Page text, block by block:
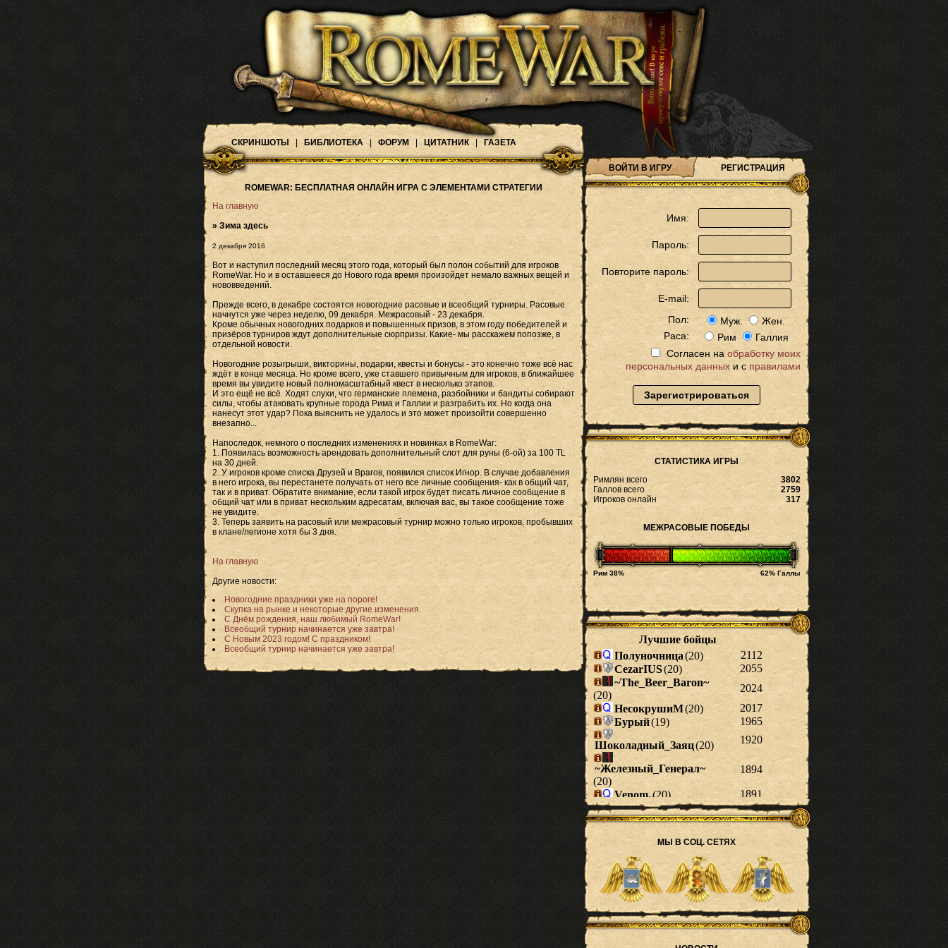
СКРИНШОТЫ БИБЛИОТЕКА ФОРУМ ЦИТАТНИК ГАЗЕТА
ROMEWAR: БЕСПЛАТНАЯ ОНЛАЙН ИГРА С ЭЛЕМЕНТАМИ СТРАТЕГИИ
На главную
» Зима здесь
2 декабря 2016
Вот и наступил последний месяц этого года, который был полон событий для игроков
RomeWar. Но и в оставшееся до Нового года время произойдет немало важных вещей и
нововведений.
Прежде всего, в декабре состоятся новогодние расовые и всеобщий турниры. Расовые
начнутся уже через неделю, 09 декабря. Межрасовый - 23 декабря.
Кроме обычных новогодних подарков и повышенных призов, в этом году победителей и
призёров турниров ждут дополнительные сюрпризы. Какие- мы расскажем попозже, в
отдельной новости.
Новогодние розыгрыши, викторины, подарки, квесты и бонусы - это конечно тоже всё нас
ждёт в конце месяца. Но кроме всего, уже ставшего привычным для игроков, в ближайшее
время вы увидите новый полномасштабный квест в несколько этапов.
И это ещё не всё. Ходят слухи, что германские племена, разбойники и бандиты собирают
силы, чтобы атаковать крупные города Рима и Галлии и разграбить их. Но когда она
нанесут этот удар? Пока выяснить не удалось и это может произойти совершенно
внезапно...
Напоследок, немного о последних изменениях и новинках в RomeWar:
1. Появилась возможность арендовать дополнительный слот для руны (6-ой) за 100 TL
на 30 дней.
2. У игроков кроме списка Друзей и Врагов, появился список Игнор. В случае добавления
в него игрока, вы перестанете получать от него все личные сообщения- как в общий чат,
так и в приват. Обратите внимание, если такой игрок будет писать личное сообщение в
общий чат или в приват нескольким адресатам, включая вас, вы такое сообщение тоже
не увидите.
3. Теперь заявить на расовый или межрасовый турнир можно только игроков, пробывших
в клане/легионе хотя бы 3 дня.
На главную
Другие новости:
Новогодние праздники уже на пороге!
Скупка на рынке и некоторые другие изменения.
С Днём рождения, наш любимый RomeWar!
Всеобщий турнир начинается уже завтра!
С Новым 2023 годом! С праздником!
Всеобщий турнир начинается уже завтра!
ВОЙТИ В ИГРУ РЕГИСТРАЦИЯ
Имя:
Пароль:
Повторите пароль:
E-mail:
Пол:
Муж.
Жен.
Раса:
Рим
Галлия
Согласен на обработку моих
персональных данныхи с правилами
Зарегистрироваться
СТАТИСТИКА ИГРЫ
Римлян всего
3802
Галлов всего
2759
Игроков онлайн
317
МЕЖРАСОВЫЕ ПОБЕДЫ
Рим 38% 62% Галлы
МЫ В СОЦ. СЕТЯХ